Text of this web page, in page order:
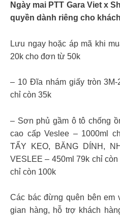
Ngày mai PTT Gara Viet x
quyền dành riêng cho
Lưu ngay hoặc áp mã khi
20k cho đơn từ 50k
– 10 Đĩa nhám giấy tròn
chỉ còn 35k
– Sơn phủ gầm ô tô chống
cao cấp Veslee – 1000ml
TẨY KEO, BĂNG DÍNH,
VESLEE – 450ml 79k chỉ
chỉ còn 100k
Các bác đừng quên bên em
gian hàng, hỗ trợ khách